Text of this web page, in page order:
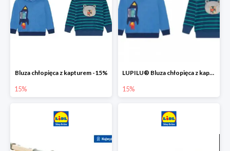
Bluza chłopięca z kapturem -15%
15%
LUPILU® Bluza chłopięca z kapturem
15%